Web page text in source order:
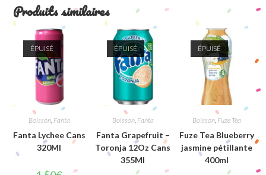
Produits similaires
ÉPUISÉ
Boisson, Fanta
Fanta Lychee Cans
320Ml
ÉPUISÉ
Boisson, Fanta
Fanta Grapefruit –
Toronja 12Oz Cans
355Ml
ÉPUISÉ
Boisson Fuze Tea
Fuze Tea Blueberry
jasmine pétillante
400ml